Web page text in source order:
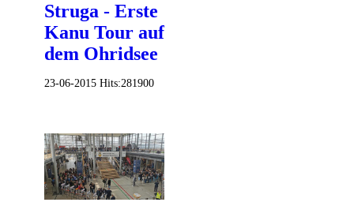
Struga - Erste
Kanu Tour auf
dem Ohridsee
23-06-2015 Hits:281900